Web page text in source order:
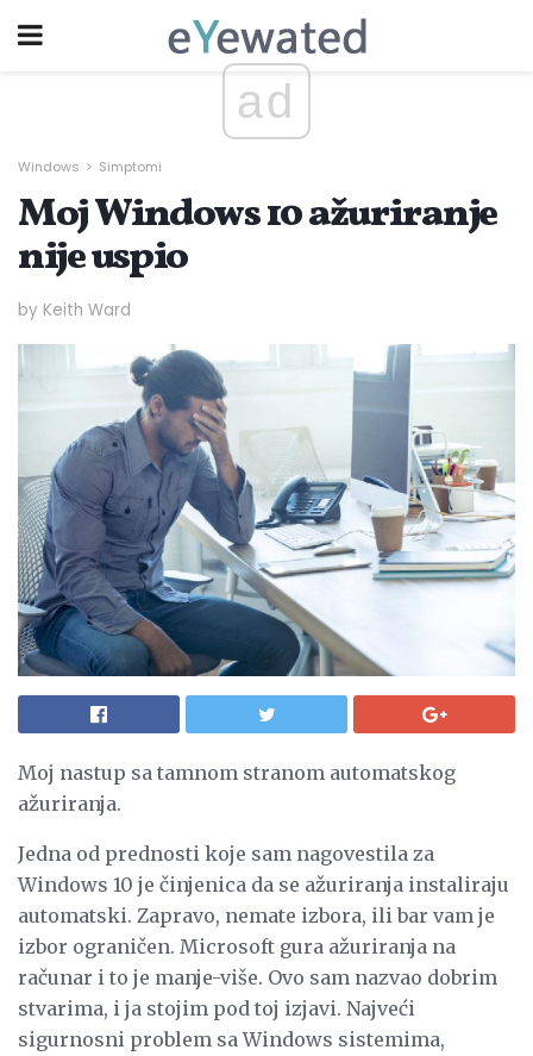
ad
Windows Simptomi
Moj Windows 10 ažuriranje
nije uspio
by Keith Ward
Moj nastup sa tamnom stranom automatskog
ažuriranja.
Jedna od prednosti koje sam nagovestila za
Windows 10 je činjenica da se ažuriranja instaliraju
automatski. Zapravo, nemate izbora, ili bar vam je
izbor ograničen. Microsoft gura ažuriranja na
računar i to je manje-više. Ovo sam nazvao dobrim
stvarima, i ja stojim pod toj izjavi. Najveći
sigurnosni problem sa Windows sistemima,